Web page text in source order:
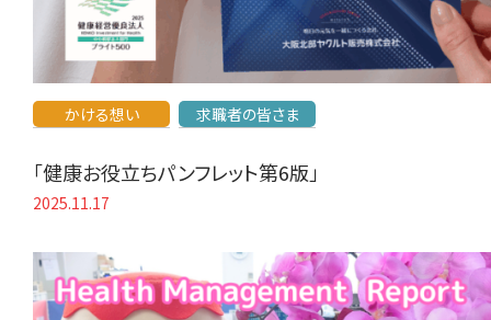
かける想い 求職者の皆さま
「健康お役立ちパンフレット第6版」
2025.11.17